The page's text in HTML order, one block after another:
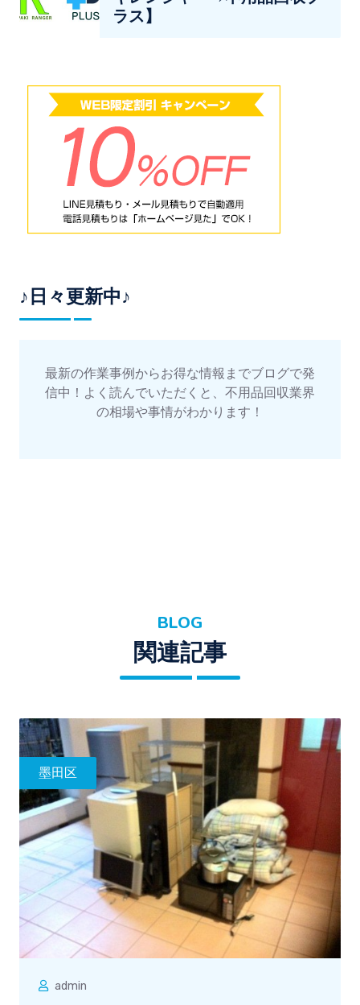
ラス】
♪日々更新中♪
最新の作業事例からお得な情報までブログで発
信中！よく読んでいただくと、不用品回収業界
の相場や事情がわかります！
BLOG
関連記事
墨田区
admin